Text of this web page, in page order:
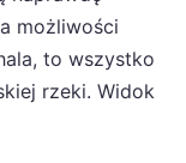
możliwości
to wszystko
rzeki. Widok